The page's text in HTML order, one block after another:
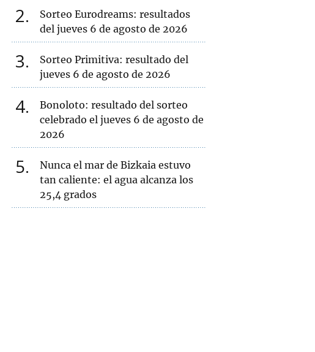
2
Sorteo Eurodreams: resultados
del jueves 6 de agosto de 2026
3
Sorteo Primitiva: resultado del
jueves 6 de agosto de 2026
4
Bonoloto: resultado del sorteo
celebrado el jueves 6 de agosto de
2026
5
Nunca el mar de Bizkaia estuvo
tan caliente: el agua alcanza los
25,4 grados